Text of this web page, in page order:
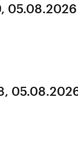
05.08.2026